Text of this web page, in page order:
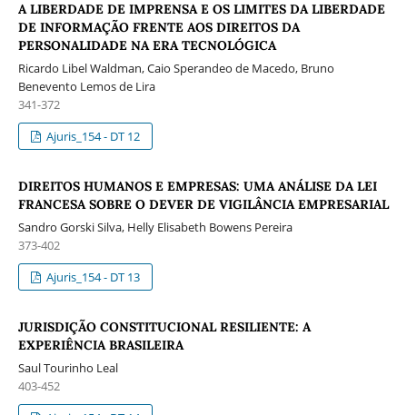
A LIBERDADE DE IMPRENSA E OS LIMITES DA LIBERDADE
DE INFORMAÇÃO FRENTE AOS DIREITOS DA
PERSONALIDADE NA ERA TECNOLÓGICA
Ricardo Libel Waldman, Caio Sperandeo de Macedo, Bruno
Benevento Lemos de Lira
341-372
Ajuris_154 - DT 12
DIREITOS HUMANOS E EMPRESAS: UMA ANÁLISE DA LEI
FRANCESA SOBRE O DEVER DE VIGILÂNCIA EMPRESARIAL
Sandro Gorski Silva, Helly Elisabeth Bowens Pereira
373-402
Ajuris_154 - DT 13
JURISDIÇÃO CONSTITUCIONAL RESILIENTE: A
EXPERIÊNCIA BRASILEIRA
Saul Tourinho Leal
403-452